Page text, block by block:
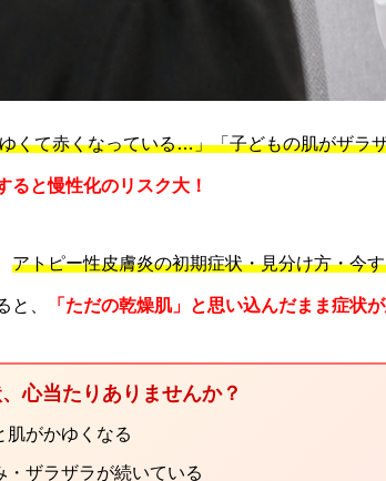
くて赤くなっている…」「子どもの肌がザラ
ると慢性化のリスク大！
アトピー性皮膚炎の初期症状・見分け方・今
と、 「ただの乾燥肌」と思い込んだまま症状
心当たりありませんか？
肌がかゆくなる
・ザラザラが続いている